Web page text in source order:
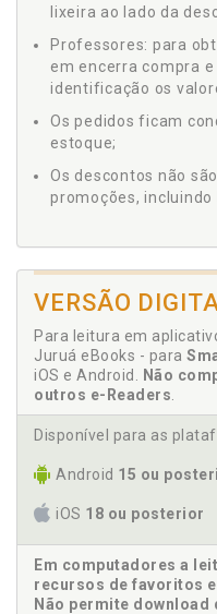
lixeira ao lado da
Professores: para
em encerra compra
identificação os
Os pedidos ficam
estoque;
Os descontos não
promoções, incluindo
VERSÃO
Para leitura em
Juruá eBooks - para
iOS e Android.
Não
outros e-Readers
Disponível para as
Android 15 ou
iOS 18 ou posterior
Em computadores a
recursos de favoritos
Não permite